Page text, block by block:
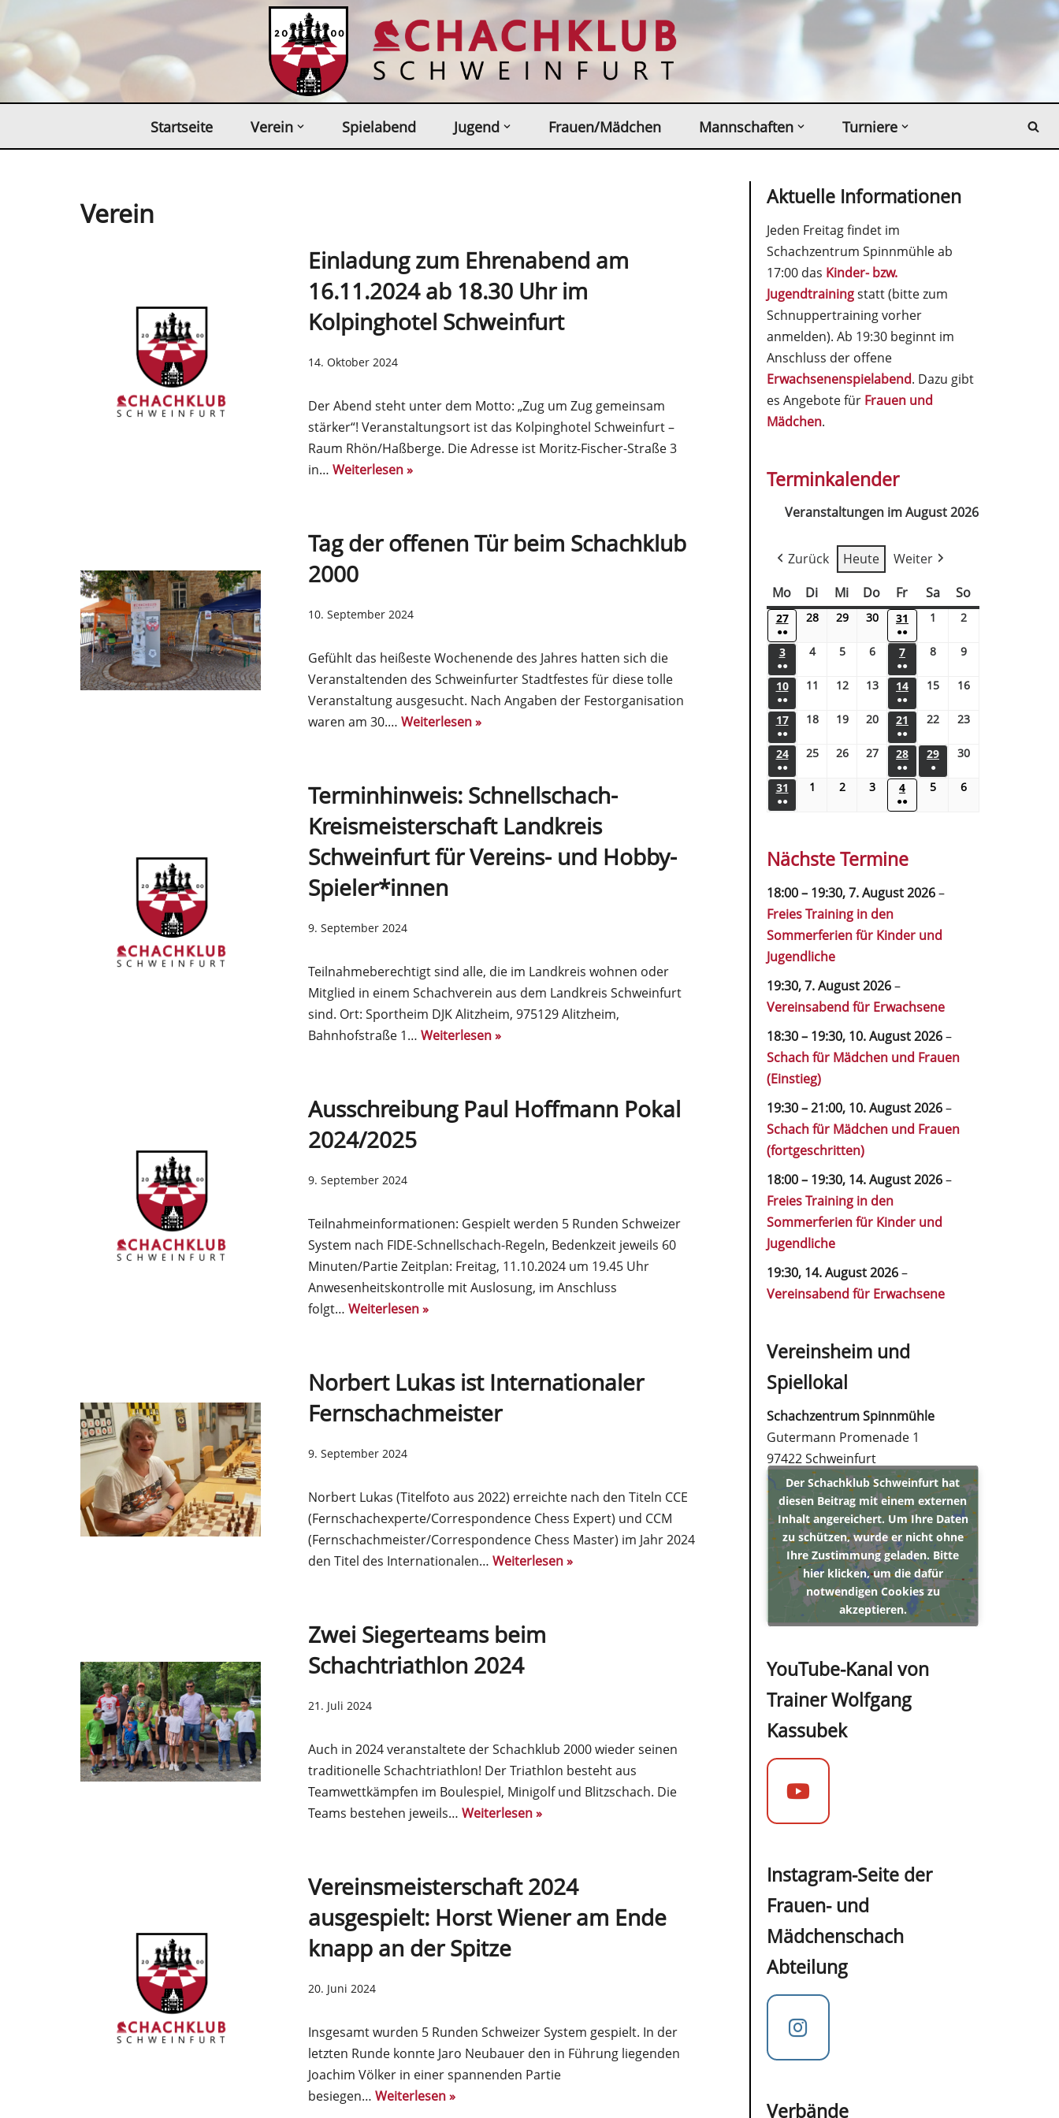
Zum
Inhalt
springen
Startseite Verein Spielabend Jugend Frauen/Mädchen Mannschaften Turniere
Verein
Einladung zum Ehrenabend am
16.11.2024 ab 18.30 Uhr im
Kolpinghotel Schweinfurt
14. Oktober 2024
Der Abend steht unter dem Motto: „Zug um Zug gemeinsam
stärker“! Veranstaltungsort ist das Kolpinghotel Schweinfurt –
Raum Rhön/Haßberge. Die Adresse ist Moritz-Fischer-Straße 3
in…Weiterlesen »
Tag der offenen Tür beim Schachklub
2000
10. September 2024
Gefühlt das heißeste Wochenende des Jahres hatten sich die
Veranstaltenden des Schweinfurter Stadtfestes für diese tolle
Veranstaltung ausgesucht. Nach Angaben der Festorganisation
waren am 30.…Weiterlesen »
Terminhinweis: Schnellschach-
Kreismeisterschaft Landkreis
Schweinfurt für Vereins- und Hobby-
Spieler*innen
9. September 2024
Teilnahmeberechtigt sind alle, die im Landkreis wohnen oder
Mitglied in einem Schachverein aus dem Landkreis Schweinfurt
sind. Ort: Sportheim DJK Alitzheim, 975129 Alitzheim,
Bahnhofstraße 1…Weiterlesen »
Ausschreibung Paul Hoffmann Pokal
2024/2025
9. September 2024
Teilnahmeinformationen: Gespielt werden 5 Runden Schweizer
System nach FIDE-Schnellschach-Regeln, Bedenkzeit jeweils 60
Minuten/Partie Zeitplan: Freitag, 11.10.2024 um 19.45 Uhr
Anwesenheitskontrolle mit Auslosung, im Anschluss
folgt…Weiterlesen »
Norbert Lukas ist Internationaler
Fernschachmeister
9. September 2024
Norbert Lukas (Titelfoto aus 2022) erreichte nach den Titeln CCE
(Fernschachexperte/Correspondence Chess Expert) und CCM
(Fernschachmeister/Correspondence Chess Master) im Jahr 2024
den Titel des Internationalen…Weiterlesen »
Zwei Siegerteams beim
Schachtriathlon 2024
21. Juli 2024
Auch in 2024 veranstaltete der Schachklub 2000 wieder seinen
traditionelle Schachtriathlon! Der Triathlon besteht aus
Teamwettkämpfen im Boulespiel, Minigolf und Blitzschach. Die
Teams bestehen jeweils…Weiterlesen »
Vereinsmeisterschaft 2024
ausgespielt: Horst Wiener am Ende
knapp an der Spitze
20. Juni 2024
Insgesamt wurden 5 Runden Schweizer System gespielt. In der
letzten Runde konnte Jaro Neubauer den in Führung liegenden
Joachim Völker in einer spannenden Partie
besiegen…Weiterlesen »
Aktuelle Informationen
Jeden Freitag findet im
Schachzentrum Spinnmühle ab
17:00 das Kinder- bzw.
Jugendtrainingstatt (bitte zum
Schnuppertraining vorher
anmelden). Ab 19:30 beginnt im
Anschluss der offene
Erwachsenenspielabend. Dazu gibt
es Angebote für Frauen und
Mädchen.
Terminkalender
Veranstaltungen im August 2026
Zurück Heute
Weiter
Mo
Di Mi Do Fr Sa So
27
●●
28 29 30 31
●●
1 2
3
●●
4 5 6 7
●●
8 9
10
●●
11 12 13 14
●●
15 16
17
●●
18 19 20 21
●●
22 23
24
●●
25 26 27 28
●●
29
●
30
31
●●
1 2 3 4
●●
5 6
Nächste Termine
18:00– 19:30,7. August 2026–
Freies Training in den
Sommerferien für Kinder und
Jugendliche
19:30,7. August 2026–
Vereinsabend für Erwachsene
18:30– 19:30, 10. August 2026–
Schach für Mädchen und Frauen
(Einstieg)
19:30–21:00, 10. August 2026–
Schach für Mädchen und Frauen
(fortgeschritten)
18:00– 19:30, 14. August 2026–
Freies Training in den
Sommerferien für Kinder und
Jugendliche
19:30, 14. August 2026–
Vereinsabend für Erwachsene
Vereinsheim und
Spiellokal
Schachzentrum Spinnmühle
Gutermann Promenade 1
97422 Schweinfurt
Der Schachklub Schweinfurt hat
diesen Beitrag mit einem externen
Inhalt angereichert. Um Ihre Daten
zu schützen, wurde er nicht ohne
Ihre Zustimmung geladen. Bitte
hier klicken, um die dafür
notwendigen Cookies zu
akzeptieren.
YouTube-Kanal von
Trainer Wolfgang
Kassubek
Instagram-Seite der
Frauen- und
Mädchenschach
Abteilung
Verbände